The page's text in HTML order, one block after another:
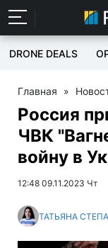
DRONE DEALS
Главная »
Россия
ЧВК
войну в
12:48 09.11.2023 Чт
ТАТЬЯНА